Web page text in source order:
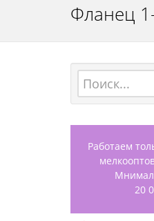
Фланец
Работаем
20